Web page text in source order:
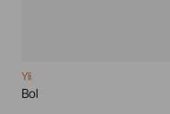
Yli
Bol